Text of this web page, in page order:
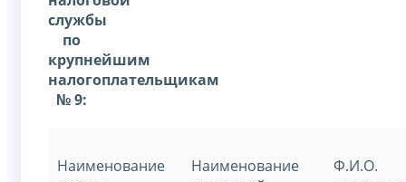
службы
по
крупнейшим
налогоплательщикам
№ 9:
Наименование
Наименование
Ф.И.О.